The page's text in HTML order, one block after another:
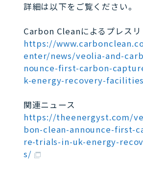
詳細は以下をご覧ください。
Carbon Cleanによるプレスリ
https://
enter/news/veolia-and-
nounce-first-carbon-
k-energy-recovery-facilities
関連ニュース
https://theenergyst.com/
bon-clean-announce-first-
re-trials-in-uk-energy-
s/